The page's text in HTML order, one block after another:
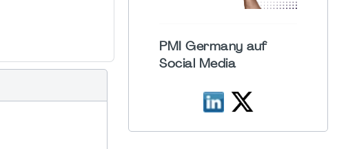
PMI Germany auf
Social Media